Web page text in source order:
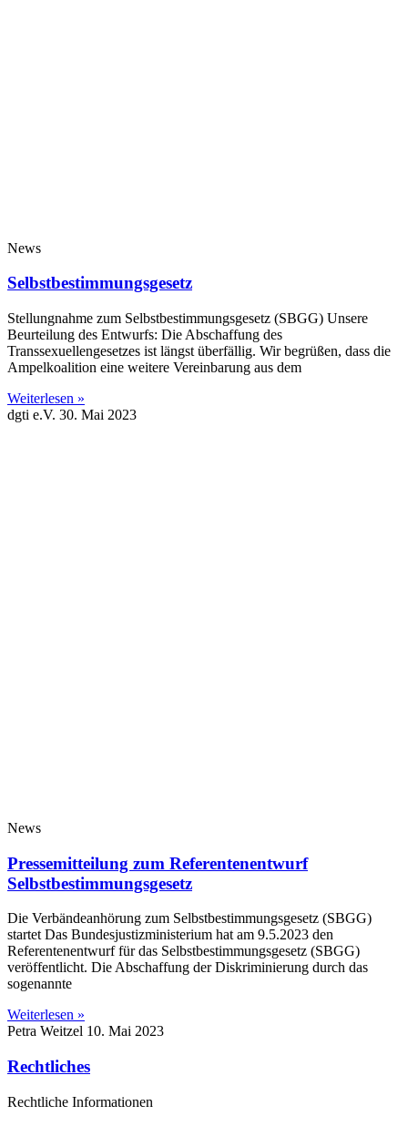
News
Selbstbestimmungsgesetz
Stellungnahme zum Selbstbestimmungsgesetz (SBGG) Unsere
Beurteilung des Entwurfs: Die Abschaffung des
Transsexuellengesetzes ist längst überfällig. Wir begrüßen, dass die
Ampelkoalition eine weitere Vereinbarung aus dem
Weiterlesen »
dgti e.V. 30. Mai 2023
News
Pressemitteilung zum Referentenentwurf
Selbstbestimmungsgesetz
Die Verbändeanhörung zum Selbstbestimmungsgesetz (SBGG)
startet Das Bundesjustizministerium hat am 9.5.2023 den
Referentenentwurf für das Selbstbestimmungsgesetz (SBGG)
veröffentlicht. Die Abschaffung der Diskriminierung durch das
sogenannte
Weiterlesen »
Petra Weitzel 10. Mai 2023
Rechtliches
Rechtliche Informationen